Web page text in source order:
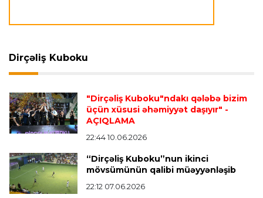
Offside 22:06 09.08.2026
Fransa millisinin müdafiəçisi PSJ-yə keçdi
İspaniya L.L. 21:58 09.08.2026
Mourinyodan Vinisiusla bağlı açıqlama- “Hələ
optimal formasında deyil”
Dirçəliş Kuboku
"Dirçəliş Kuboku"ndakı qələbə bizim
üçün xüsusi əhəmiyyət daşıyır" -
AÇIQLAMA
22:44 10.06.2026
“Dirçəliş Kuboku”nun ikinci
mövsümünün qalibi müəyyənləşib
22:12 07.06.2026